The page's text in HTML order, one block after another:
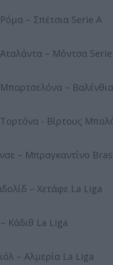
– Σπέτσια Serie A
Αταλάντα – Μόντσα
–
Τορτόνα - Βίρτους
– Μπραγκαντίνο
– Χετάφε La Liga
Κάδιθ La Liga
– Αλμερία La Liga